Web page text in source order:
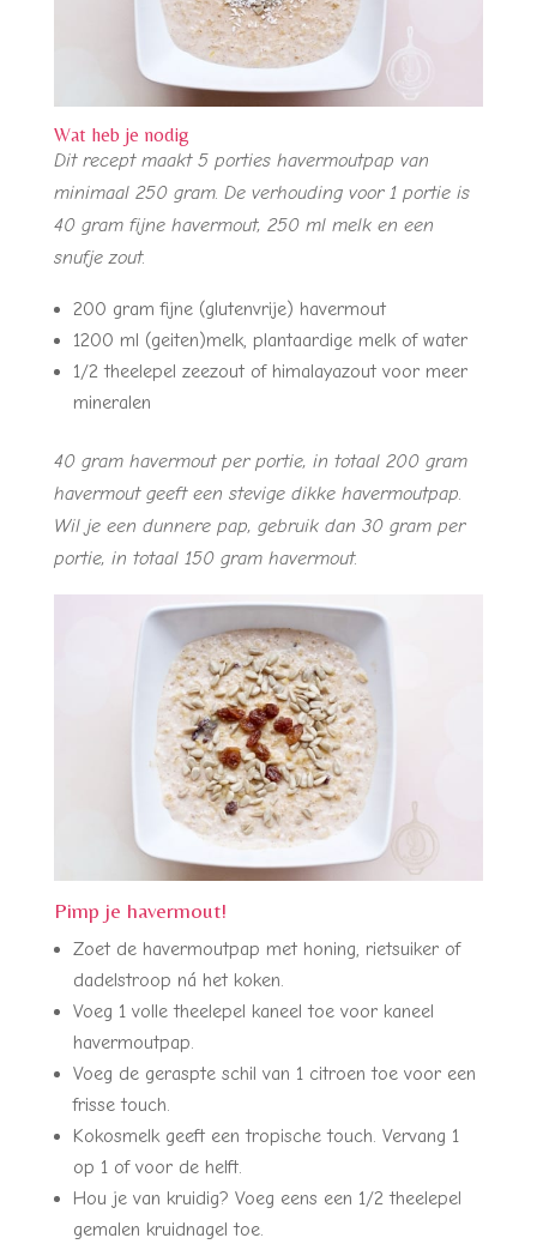
Wat heb je nodig
Dit recept maakt 5 porties havermoutpap van
minimaal 250 gram. De verhouding voor 1 portie is
40 gram fijne havermout, 250 ml melk en een
snufje zout.
200 gram fijne (glutenvrije) havermout
1200 ml (geiten)melk, plantaardige melk of water
1/2 theelepel zeezout of himalayazout voor meer
mineralen
40 gram havermout per portie, in totaal 200 gram
havermout geeft een stevige dikke havermoutpap.
Wil je een dunnere pap, gebruik dan 30 gram per
portie, in totaal 150 gram havermout.
Pimp je havermout!
Zoet de havermoutpap met honing, rietsuiker of
dadelstroop ná het koken.
Voeg 1 volle theelepel kaneel toe voor kaneel
havermoutpap.
Voeg de geraspte schil van 1 citroen toe voor een
frisse touch.
Kokosmelk geeft een tropische touch. Vervang 1
op 1 of voor de helft.
Hou je van kruidig? Voeg eens een 1/2 theelepel
gemalen kruidnagel toe.